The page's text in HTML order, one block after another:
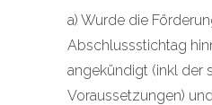
a) Wurde die
Abschlussstichtag
angekündigt (inkl der
Voraussetzungen)